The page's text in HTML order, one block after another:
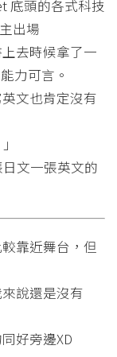
底頭的各式科技
出場
去時候拿了一
力可言。
文也肯定沒有
文一張英文的
靠近舞台，但
說還是沒有
好旁邊XD